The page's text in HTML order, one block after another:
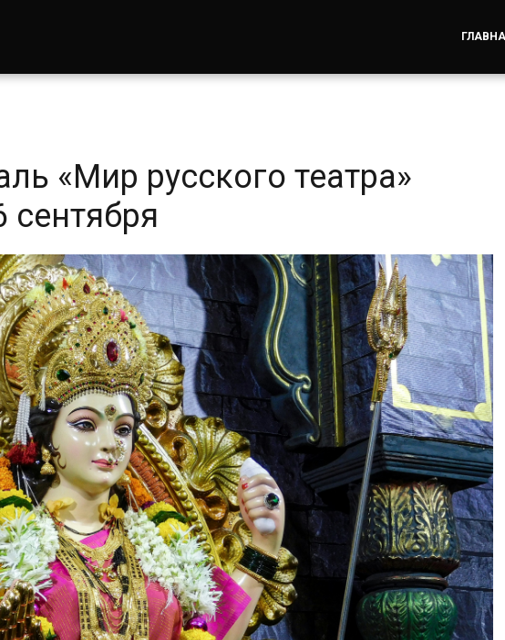
«Мир русского театра»
сентября